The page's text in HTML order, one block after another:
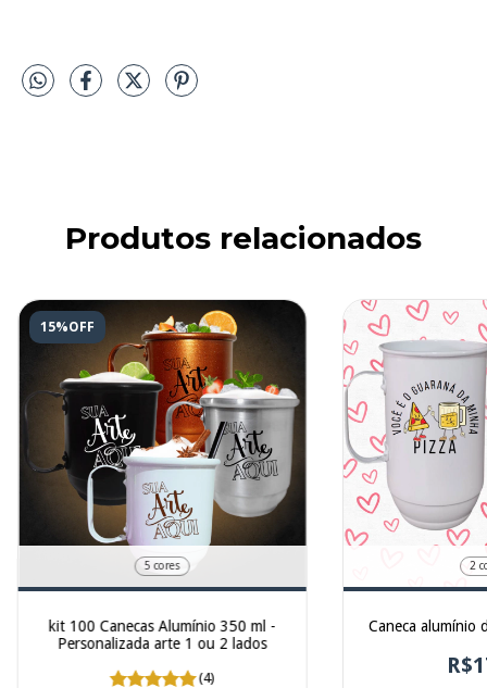
Produtos relacionados
15%OFF
5 cores
kit 100 Canecas Alumínio 350 ml -
Personalizada arte 1 ou 2 lados
(4)
2
Caneca alumínio